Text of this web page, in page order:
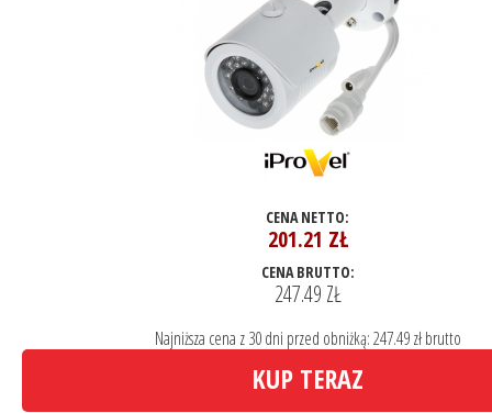
CENA NETTO:
201.21 ZŁ
CENA BRUTTO:
247.49 ZŁ
Najniższa cena z 30 dni przed obniżką: 247.49 zł brutto
KUP TERAZ